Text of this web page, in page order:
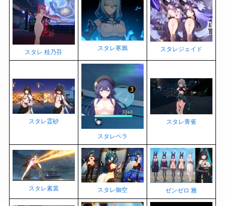
スタレ 桂乃芬
スタレ寒鴉 スタレジェイド
スタレ霊砂
スタレペラ
スタレ青雀
スタレ素裳 スタレ御空 ゼンゼロ 雅